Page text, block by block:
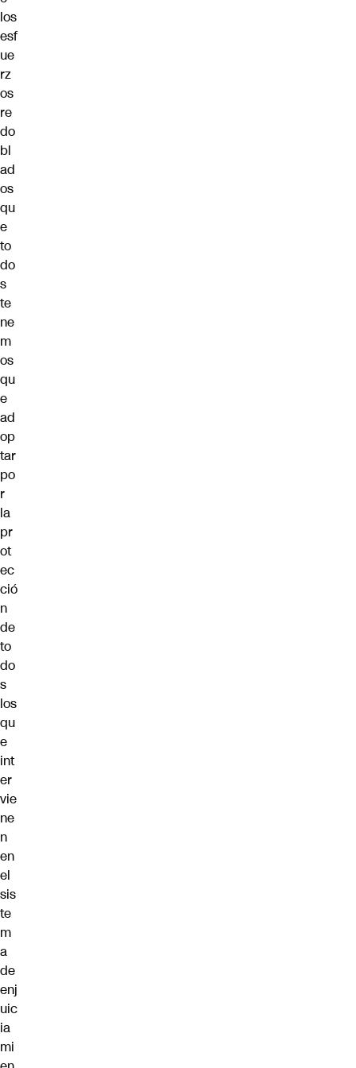
los
esf
ue
rz
os
re
do
bl
ad
os
qu
e
to
do
s
te
ne
m
os
qu
e
ad
op
tar
po
r
la
pr
ot
ec
ció
n
de
to
do
s
los
qu
e
int
er
vie
ne
n
en
el
sis
te
m
a
de
enj
uic
ia
mi